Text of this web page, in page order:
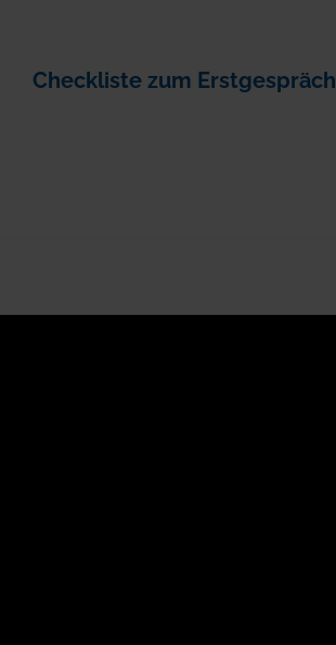
Checkliste zum Erstgespräch